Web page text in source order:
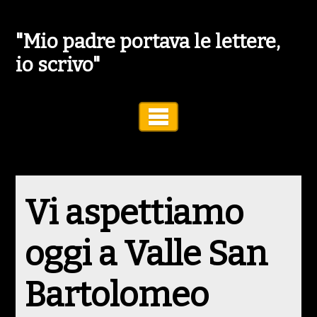
"Mio padre portava le lettere,
io scrivo"
Vi aspettiamo
oggi a Valle San
Bartolomeo